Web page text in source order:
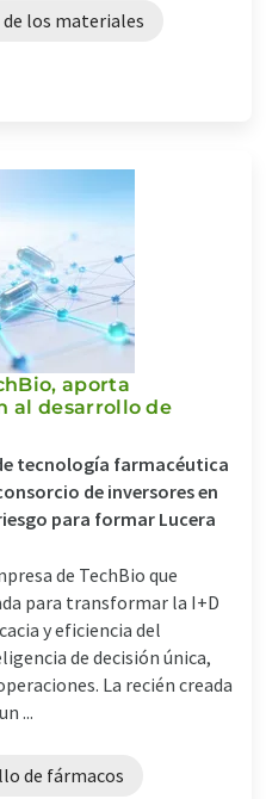
de los materiales
aporta
al desarrollo de
tecnología farmacéutica
de inversores en
para formar Lucera
de TechBio que
para transformar la I+D
y eficiencia del
de decisión única,
La recién creada
...
de fármacos